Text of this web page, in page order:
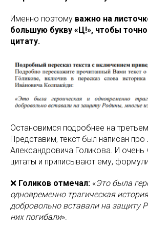
Именно поэтому важно на
большую букву «Ц!», чтобы
цитату.
Остановимся подробнее на
Представим, текст был написан
Александровича Голикова. И очень
цитаты и приписывают ему,
❌ Голиков отмечал: «Это была
одновременно трагическая
добровольно вставали на защиту
них погибали».